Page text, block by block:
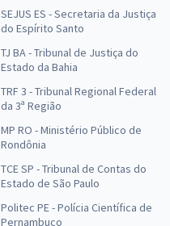
SEJUS ES - Secretaria da Justiça
do Espírito Santo
TJ BA - Tribunal de Justiça do
Estado da Bahia
TRF 3 - Tribunal Regional Federal
da 3ª Região
MP RO - Ministério Público de
Rondônia
TCE SP - Tribunal de Contas do
Estado de São Paulo
Politec PE - Polícia Científica de
Pernambuco